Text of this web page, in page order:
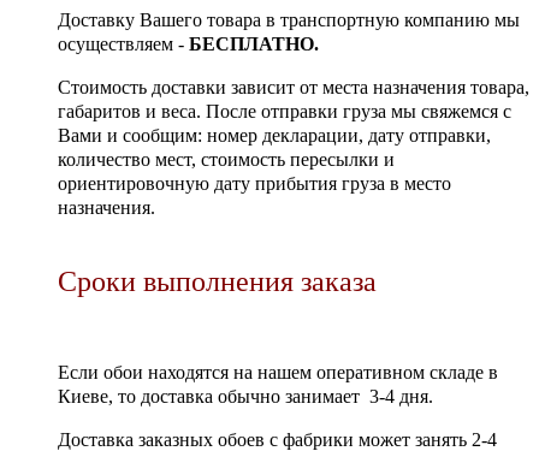
Доставку Вашего товара в транспортную компанию мы
осуществляем - БЕСПЛАТНО.
Стоимость доставки зависит от места назначения товара,
габаритов и веса. После отправки груза мы свяжемся с
Вами и сообщим: номер декларации, дату отправки,
количество мест, стоимость пересылки и
ориентировочную дату прибытия груза в место
назначения.
Сроки выполнения заказа
Если обои находятся на нашем оперативном складе в
Киеве, то доставка обычно занимает 3-4 дня.
Доставка заказных обоев с фабрики может занять 2-4